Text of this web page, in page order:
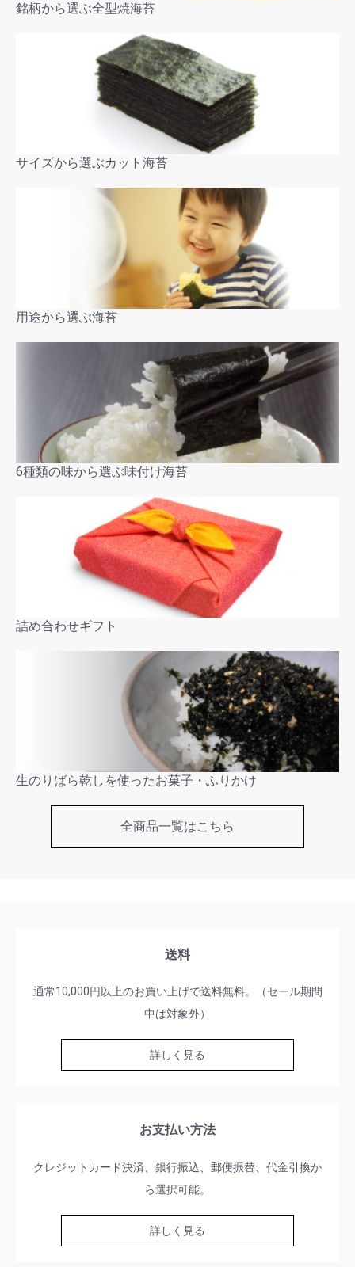
銘柄から選ぶ全型焼海苔
サイズから選ぶカット海苔
用途から選ぶ海苔
6種類の味から選ぶ味付け海苔
詰め合わせギフト
生のりばら乾しを使ったお菓子・ふりかけ
全商品一覧はこちら
送料
通常10,000円以上のお買い上げで送料無料。（セール期間
中は対象外）
詳しく見る
お支払い方法
クレジットカード決済、銀行振込、郵便振替、代金引換か
ら選択可能。
詳しく見る